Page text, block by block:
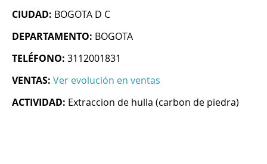
CIUDAD: BOGOTA D C
DEPARTAMENTO: BOGOTA
TELÉFONO: 3112001831
VENTAS: Ver evolución en ventas
ACTIVIDAD: Extraccion de hulla (carbon de piedra)